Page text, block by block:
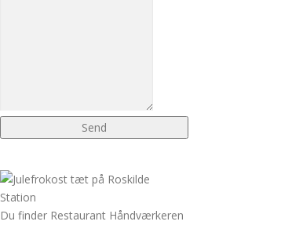
Send
Du finder Restaurant Håndværkeren